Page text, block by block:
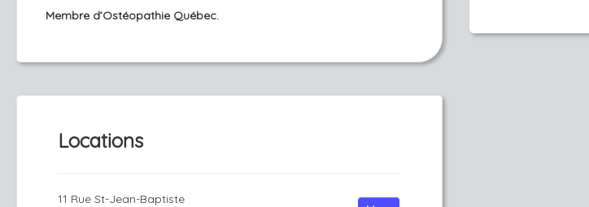
Membre d’Ostéopathie Québec.
Locations
11 Rue St-Jean-Baptiste